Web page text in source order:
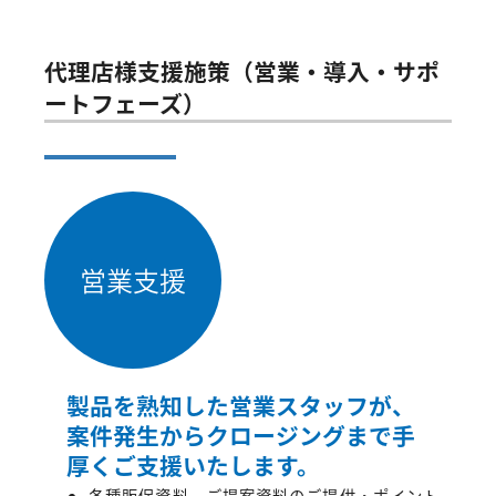
代理店様支援施策（営業・導入・サポ
ートフェーズ）
営業支援
製品を熟知した営業スタッフが、
案件発生からクロージングまで手
厚くご支援いたします。